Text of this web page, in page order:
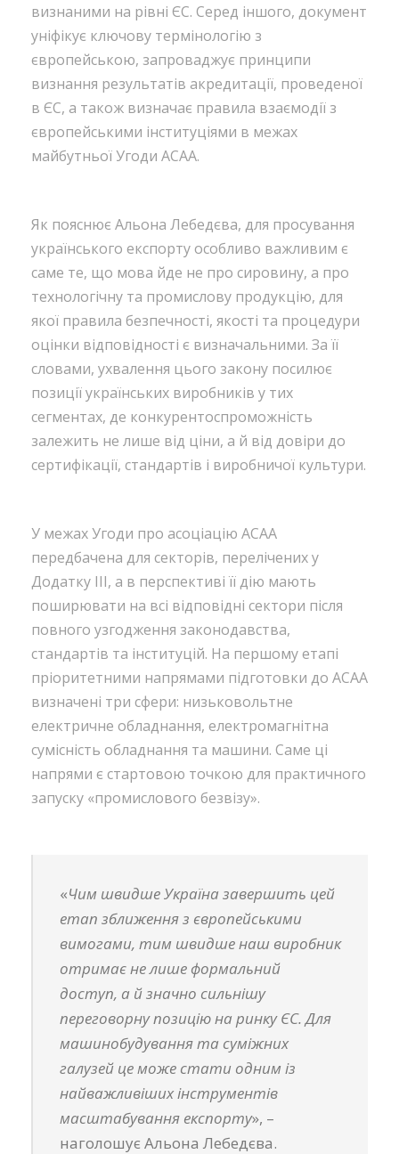
визнаними на рівні ЄС. Серед іншого, документ
уніфікує ключову термінологію з
європейською, запроваджує принципи
визнання результатів акредитації, проведеної
в ЄС, а також визначає правила взаємодії з
європейськими інституціями в межах
майбутньої Угоди АСАА.
Як пояснює Альона Лебедєва, для просування
українського експорту особливо важливим є
саме те, що мова йде не про сировину, а про
технологічну та промислову продукцію, для
якої правила безпечності, якості та процедури
оцінки відповідності є визначальними. За її
словами, ухвалення цього закону посилює
позиції українських виробників у тих
сегментах, де конкурентоспроможність
залежить не лише від ціни, а й від довіри до
сертифікації, стандартів і виробничої культури.
У межах Угоди про асоціацію АСАА
передбачена для секторів, перелічених у
Додатку III, а в перспективі її дію мають
поширювати на всі відповідні сектори після
повного узгодження законодавства,
стандартів та інституцій. На першому етапі
пріоритетними напрямами підготовки до АСАА
визначені три сфери: низьковольтне
електричне обладнання, електромагнітна
сумісність обладнання та машини. Саме ці
напрями є стартовою точкою для практичного
запуску «промислового безвізу».
«Чим швидше Україна завершить цей
етап зближення з європейськими
вимогами, тим швидше наш виробник
отримає не лише формальний
доступ, а й значно сильнішу
переговорну позицію на ринку ЄС. Для
машинобудування та суміжних
галузей це може стати одним із
найважливіших інструментів
масштабування експорту», –
наголошує Альона Лебедєва.